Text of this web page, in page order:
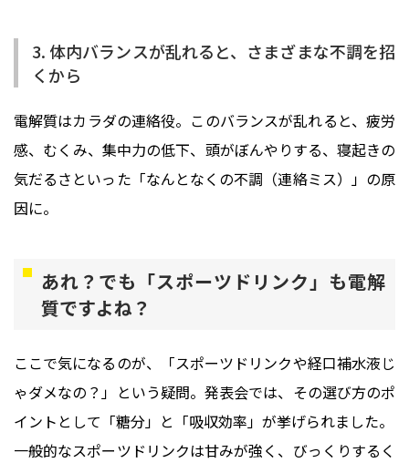
3. 体内バランスが乱れると、さまざまな不調を招
くから
電解質はカラダの連絡役。このバランスが乱れると、疲労
感、むくみ、集中力の低下、頭がぼんやりする、寝起きの
気だるさといった「なんとなくの不調（連絡ミス）」の原
因に。
あれ？でも「スポーツドリンク」も電解
質ですよね？
ここで気になるのが、「スポーツドリンクや経口補水液じ
ゃダメなの？」という疑問。発表会では、その選び方のポ
イントとして「糖分」と「吸収効率」が挙げられました。
一般的なスポーツドリンクは甘みが強く、びっくりするく